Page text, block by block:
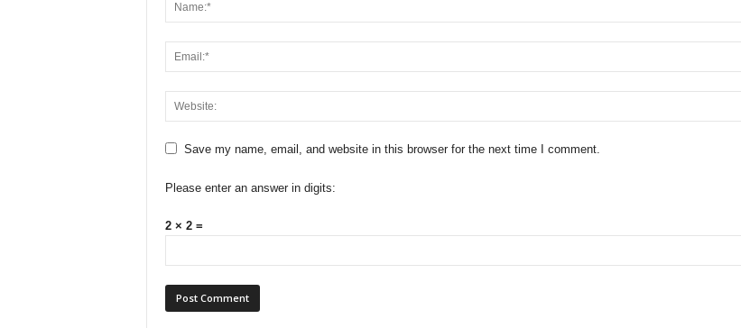
Save my name, email, and website in this browser for the next time I comment.
Please enter an answer in digits:
2 × 2 =